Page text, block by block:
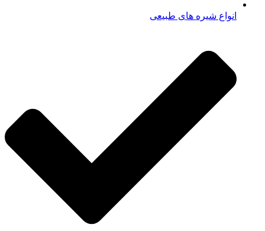
انواع شیره های طبیعی